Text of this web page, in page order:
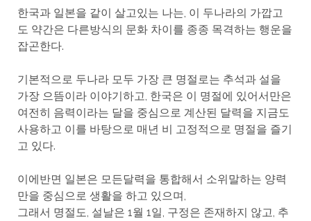
한국과 일본을 같이 살고있는 나는, 이 두나라의 가깝고
도 약간은 다른방식의 문화 차이를 종종 목격하는 행운을
잡곤한다.
기본적으로 두나라 모두 가장 큰 명절로는 추석과 설을
가장 으뜸이라 이야기하고, 한국은 이 명절에 있어서만은
여전히 음력이라는 달을 중심으로 계산된 달력을 지금도
사용하고 이를 바탕으로 매년 비 고정적으로 명절을 즐기
고 있다.
이에반면 일본은 모든달력을 통합해서 소위말하는 양력
만을 중심으로 생활을 하고 있으며,
그래서 명절도, 설날은 1월 1일, 구정은 존재하지 않고, 추